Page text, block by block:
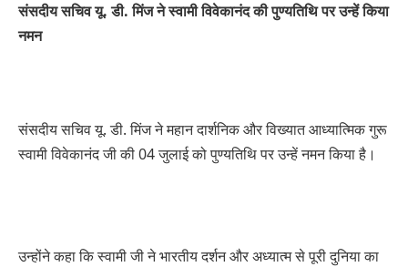
संसदीय सचिव यू. डी. मिंज ने स्वामी विवेकानंद की पुण्यतिथि पर उन्हें किया
नमन
संसदीय सचिव यू. डी. मिंज ने महान दार्शनिक और विख्यात आध्यात्मिक गुरू
स्वामी विवेकानंद जी की 04 जुलाई को पुण्यतिथि पर उन्हें नमन किया है।
उन्होंने कहा कि स्वामी जी ने भारतीय दर्शन और अध्यात्म से पूरी दुनिया का